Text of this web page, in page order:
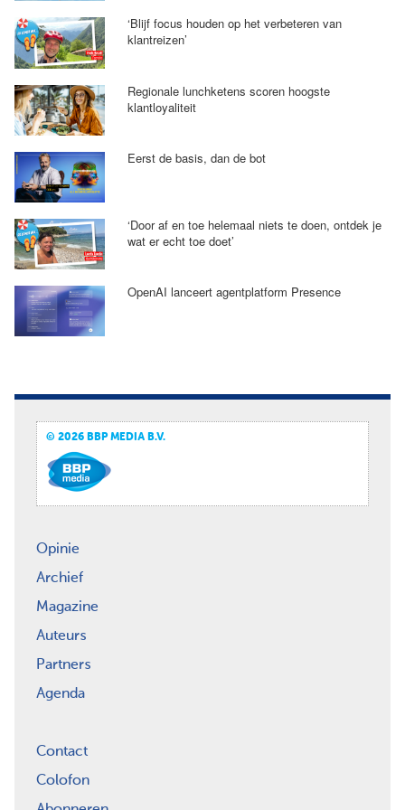
‘Blijf focus houden op het verbeteren van
klantreizen’
Regionale lunchketens scoren hoogste
klantloyaliteit
Eerst de basis, dan de bot
‘Door af en toe helemaal niets te doen, ontdek je
wat er echt toe doet’
OpenAI lanceert agentplatform Presence
© 2026 BBP MEDIA B.V.
Opinie
Archief
Magazine
Auteurs
Partners
Agenda
Contact
Colofon